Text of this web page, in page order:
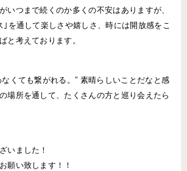
いつまで続くのか多くの不安はありますが、
｣を通して楽しさや嬉しさ、時には開放感をこ
と考えております。
くても繋がれる。” 素晴らしいことだなと感
場所を通して、たくさんの方と巡り会えたら
いました！
願い致します！！